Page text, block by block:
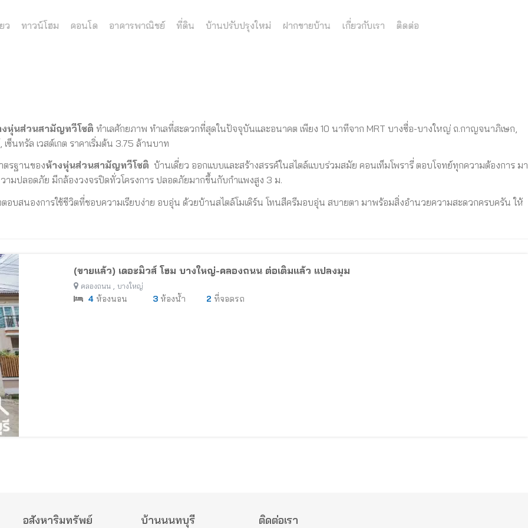
ว ทาวน์โฮม คอนโด อาคารพาณิชย์ ที่ดิน บ้านปรับปรุงใหม่ ฝากขายบ้าน เกี่ยวกับเรา ติดต่อ
งหุ่นส่วนสามัญทวีโชติ ทำเลศักยภาพ ทำเลที่สะดวกที่สุดในปัจจุบันและอนาคต เพียง 10 นาทีจาก MRT บางซื่อ-บางใหญ่ ถ.กาญจนาภิเษก,
ซ็นทรัล เวสต์เกต ราคาเริ่มต้น 3.75 ล้านบาท
รฐานของห้างหุ่นส่วนสามัญทวีโชติ บ้านเดี่ยว ออกแบบและสร้างสรรค์ในสไตล์แบบร่วมสมัย คอนเท็มโพรารี่ ตอบโจทย์ทุกความต้องการ มา
มปลอดภัย มีกล้องวงจรปิดทั่วโครงการ ปลอดภัยมากขึ้นกับกำแพงสูง 3 ม.
อบสนองการใช้ชีวิตที่ชอบความเรียบง่าย อบอุ่น ด้วยบ้านสไตล์โมเดิร์น โทนสีครีมอบอุ่น สบายตา มาพร้อมสิ่งอำนวยความสะดวกครบครัน ให้
(ขายแล้ว) เดอะมิวส์ โฮม บางใหญ่-คลองถนน ต่อเติมแล้ว แปลงมุม
คลองถนน บางใหญ่
4ห้องนอน 3ห้องน้ำ 2 ที่จอดรถ
อสังหาริมทรัพย์ บ้านนนทบุรี ติดต่อเรา